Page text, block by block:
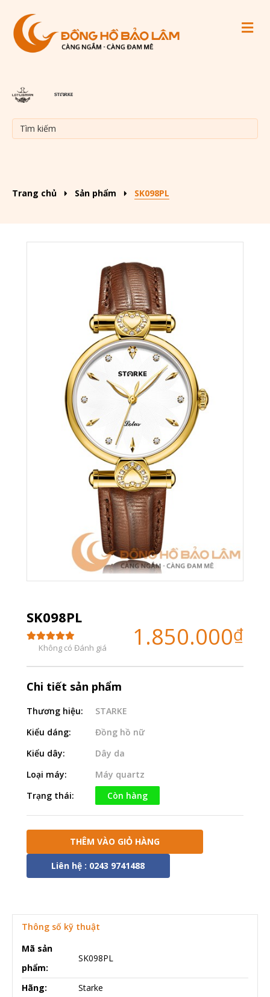
Trang chủ Sản phẩm SK098PL
SK098PL
Không có Đánh giá 1.850.000₫
Chi tiết sản phẩm
Thương hiệu:
STARKE
Kiểu dáng:
Đồng hồ nữ
Kiểu dây:
Dây da
Loại máy:
Máy quartz
Trạng thái:
Còn hàng
THÊM VÀO GIỎ HÀNG
Liên hệ : 0243 9741488
Thông số kỹ thuật
Mã sản
phẩm:
SK098PL
Hãng:
Starke